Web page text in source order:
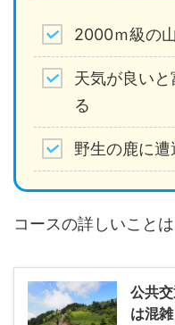
2000ｍ級の
天気が良い
る
野生の鹿に
コースの詳しいこと
公共
は混